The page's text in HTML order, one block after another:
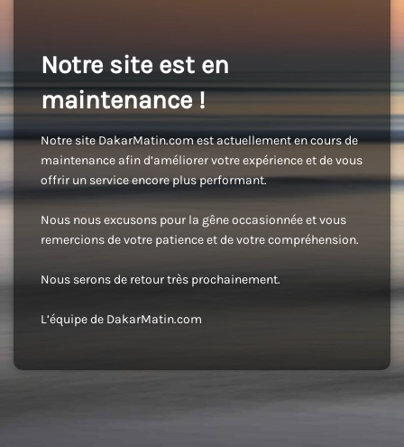
Notre site est en
maintenance !
Notre site DakarMatin.com est actuellement en cours de
maintenance afin d’améliorer votre expérience et de vous
offrir un service encore plus performant.
Nous nous excusons pour la gêne occasionnée et vous
remercions de votre patience et de votre compréhension.
Nous serons de retour très prochainement.
L’équipe de DakarMatin.com